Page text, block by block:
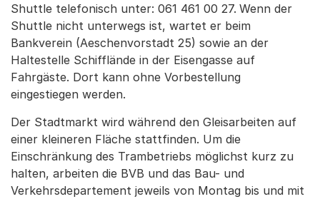
Shuttle telefonisch unter: 061 461 00 27. Wenn der
Shuttle nicht unterwegs ist, wartet er beim
Bankverein (Aeschenvorstadt 25) sowie an der
Haltestelle Schifflände in der Eisengasse auf
Fahrgäste. Dort kann ohne Vorbestellung
eingestiegen werden.
Der Stadtmarkt wird während den Gleisarbeiten auf
einer kleineren Fläche stattfinden. Um die
Einschränkung des Trambetriebs möglichst kurz zu
halten, arbeiten die BVB und das Bau- und
Verkehrsdepartement jeweils von Montag bis und mit